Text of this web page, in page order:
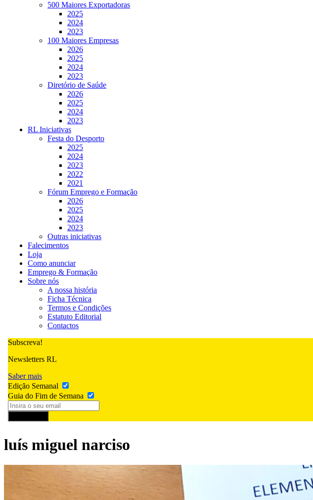
500 Maiores Exportadoras
2025
2024
2023
100 Maiores Empresas
2026
2025
2024
2023
Diretório de Saúde
2026
2025
2024
2023
RL Iniciativas
Festa do Desporto
2025
2024
2023
2022
2021
Fórum Emprego e Formação
2026
2025
2024
2023
Outras iniciativas
Falecimentos
Loja
Como anunciar
Emprego & Formação
Sobre nós
A nossa história
Ficha Técnica
Termos e Condições
Estatuto Editorial
Contactos
Subscreva!
Newsletters RL
Saber mais
Edição Semanal
Guia do Fim de Semana
luís miguel narciso